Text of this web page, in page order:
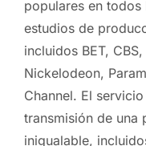
populares en
estudios de
incluidos BET,
Nickelodeon,
Channel. El
transmisión de una
inigualable,